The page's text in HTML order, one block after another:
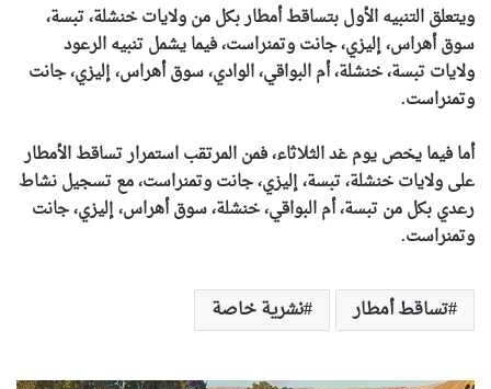
ويتعلق التنبيه الأول بتساقط أمطار بكل من ولايات خنشلة، تبسة،
سوق أهراس، إليزي، جانت وتمنراست، فيما يشمل تنبيه الرعود
ولايات تبسة، خنشلة، أم البواقي، الوادي، سوق أهراس، إليزي، جانت
وتمنراست.
أما فيما يخص يوم غد الثلاثاء، فمن المرتقب استمرار تساقط الأمطار
على ولايات خنشلة، تبسة، إليزي، جانت وتمنراست، مع تسجيل نشاط
رعدي بكل من تبسة، أم البواقي، خنشلة، سوق أهراس، إليزي، جانت
وتمنراست.
تساقط أمطار نشرية خاصة